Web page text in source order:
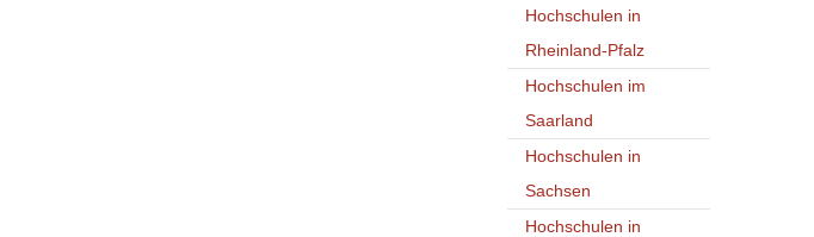
Hochschulen in
Rheinland-Pfalz
Hochschulen im
Saarland
Hochschulen in
Sachsen
Hochschulen in